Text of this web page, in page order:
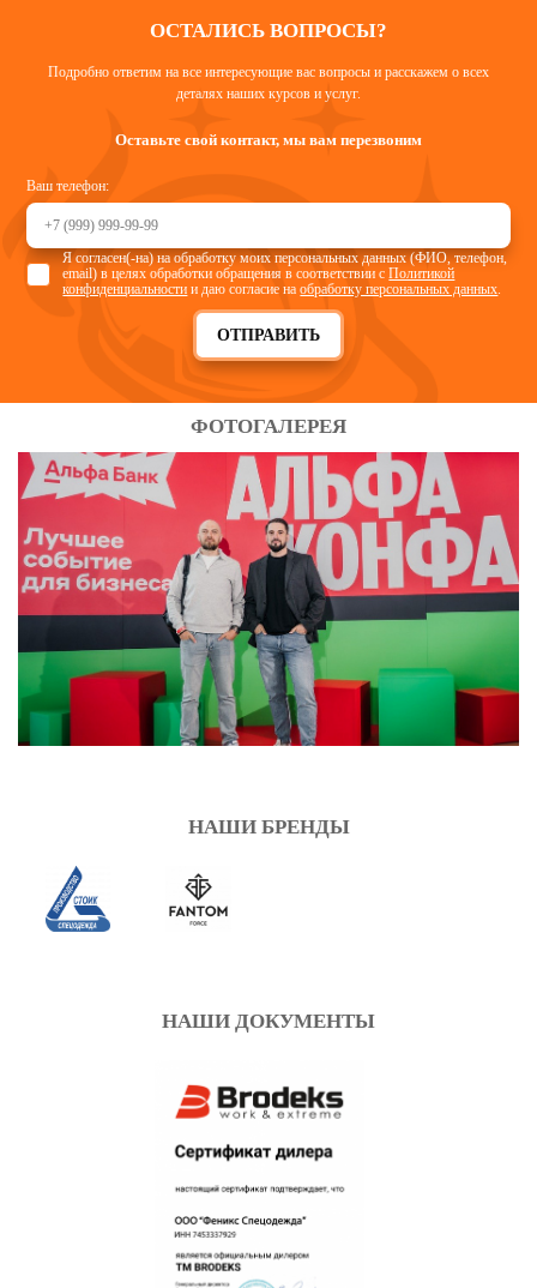
ОСТАЛИСЬ ВОПРОСЫ?
Подробно ответим на все интересующие вас вопросы и расскажем о всех
деталях наших курсов и услуг.
Оставьте свой контакт, мы вам перезвоним
Ваш телефон:
ОТПРАВИТЬ
Я согласен(-на) на обработку моих персональных данных (ФИО, телефон,
email) в целях обработки обращения в соответствии сПолитикой
конфиденциальности и даю согласие наобработку персональных данных.
ФОТОГАЛЕРЕЯ
НАШИ БРЕНДЫ
НАШИ ДОКУМЕНТЫ